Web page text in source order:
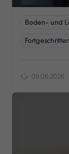
Boden- und
Fortgeschritten
09.06.2026